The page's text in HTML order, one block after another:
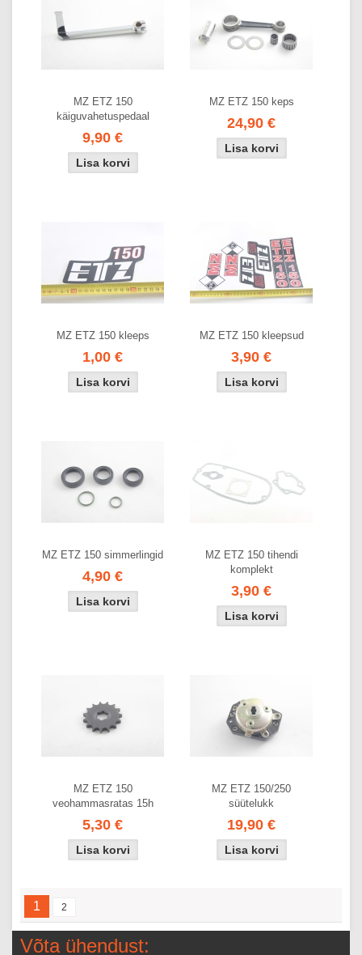
MZ ETZ 150
käiguvahetuspedaal
9,90 €
MZ ETZ 150 keps
24,90 €
MZ ETZ 150 kleeps
1,00 €
MZ ETZ 150 kleepsud
3,90 €
MZ ETZ 150 simmerlingid
4,90 €
MZ ETZ 150 tihendi
komplekt
3,90 €
MZ ETZ 150
veohammasratas 15h
5,30 €
MZ ETZ 150/250
süütelukk
19,90 €
1 2
Võta ühendust: